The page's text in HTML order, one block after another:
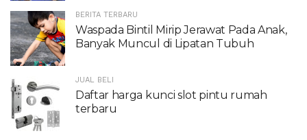
BERITA TERBARU
Waspada Bintil Mirip Jerawat Pada Anak,
Banyak Muncul di Lipatan Tubuh
JUAL BELI
Daftar harga kunci slot pintu rumah
terbaru